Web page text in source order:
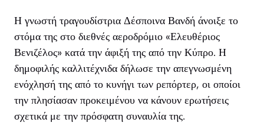
Η γνωστή τραγουδίστρια Δέσποινα Βανδή άνοιξε το
στόμα της στο διεθνές αεροδρόμιο «Ελευθέριος
Βενιζέλος» κατά την άφιξή της από την Κύπρο. Η
δημοφιλής καλλιτέχνιδα δήλωσε την απεγνωσμένη
ενόχλησή της από το κυνήγι των ρεπόρτερ, οι οποίοι
την πλησίασαν προκειμένου να κάνουν ερωτήσεις
σχετικά με την πρόσφατη συναυλία της.